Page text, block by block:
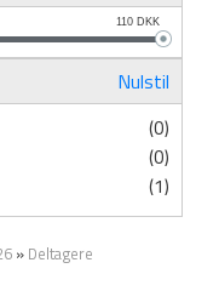
110 DKK
Nulstil
(0)
(0)
(1)
» Deltagere